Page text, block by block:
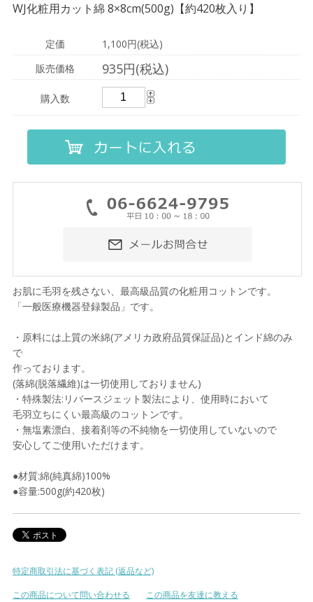
WJ化粧用カット綿 8×8cm(500g)【約420枚入り】
定価
1,100円(税込)
販売価格
935円(税込)
購入数
お肌に毛羽を残さない、最高級品質の化粧用コットンです。
「一般医療機器登録製品」です。
・原料には上質の米綿(アメリカ政府品質保証品)とインド綿のみ
で
作っております。
(落綿(脱落繊維)は一切使用しておりません)
・特殊製法:リバースジェット製法により、使用時において
毛羽立ちにくい最高級のコットンです。
・無塩素漂白、接着剤等の不純物を一切使用していないので
安心してご使用いただけます。
●材質:綿(純真綿)100%
●容量:500g(約420枚)
特定商取引法に基づく表記 (返品など)
この商品について問い合わせる
この商品を友達に教える